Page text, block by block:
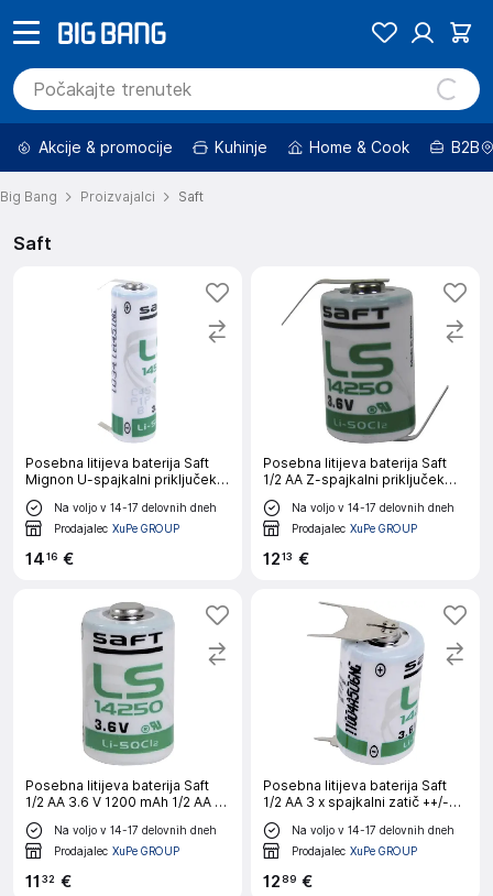
Akcije & promocije Kuhinje Home & Cook B2B
Big Bang Proizvajalci Saft
Saft
Posebna litijeva baterija Saft
Mignon U-spajkalni priključek
3.6 V 2600 mAh Mignon (AA) (Ø
x V) 14.5 mm x 50 mm
Na voljo v 14-17 delovnih dneh
Prodajalec XuPe GROUP
1416 €
Posebna litijeva baterija Saft
1/2 AA Z-spajkalni priključek
3.6 V 1200 mAh 1/2 AA (Ø x V)
15 mm x 25 mm
Na voljo v 14-17 delovnih dneh
Prodajalec XuPe GROUP
1213 €
Posebna litijeva baterija Saft
1/2 AA 3.6 V 1200 mAh 1/2 AA (Ø
x V) 15 mm x 25 mm
Na voljo v 14-17 delovnih dneh
Prodajalec XuPe GROUP
11 32 €
Posebna litijeva baterija Saft
1/2 AA 3 x spajkalni zatič ++/-
3.6 V 1200 mAh 1/2 AA (Ø x V)
15 mm x 25 mm
Na voljo v 14-17 delovnih dneh
Prodajalec XuPe GROUP
12 89 €